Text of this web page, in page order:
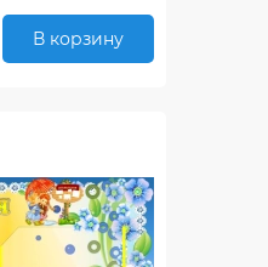
В корзину